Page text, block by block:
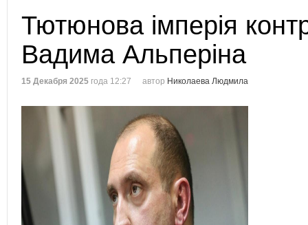
Тютюнова імперія
Вадима Альперіна
15 Декабря 2025 года 12:27 автор Николаева Людмила